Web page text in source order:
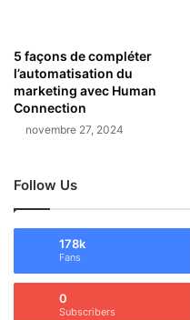
5 façons de compléter
l’automatisation du
marketing avec Human
Connection
novembre 27, 2024
Follow Us
178k
Fans
0
Subscribers